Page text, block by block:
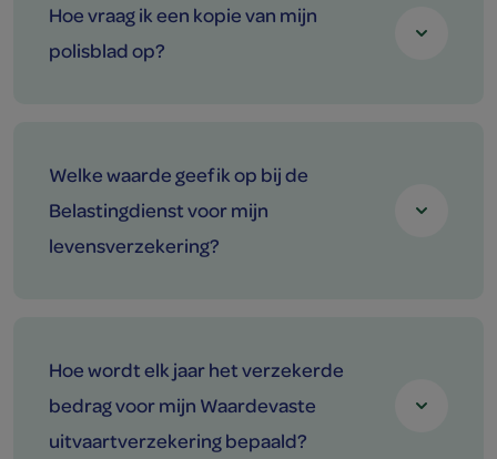
Hoe vraag ik een kopie van mijn
polisblad op?
Welke waarde geef ik op bij de
Belastingdienst voor mijn
levensverzekering?
Hoe wordt elk jaar het verzekerde
bedrag voor mijn Waardevaste
uitvaartverzekering bepaald?